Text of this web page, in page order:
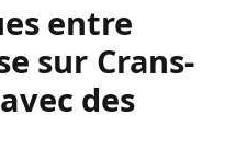
entre
sur Crans-
des